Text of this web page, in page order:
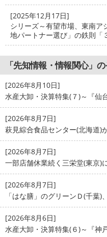
[2025年12月17日]
シリーズ～有望市場、東南
地パートナー選び」の鉄則
「先知情報・情報関心」
[2026年8月10日]
水産大卸・決算特集(７)～『
[2026年8月7日]
萩見綜合食品センター(北海道
[2026年8月7日]
一部店舗休業続く三栄堂(東京
[2026年8月7日]
「はな膳」のグリーンＤ(千
[2026年8月6日]
水産大卸・決算特集(６)～『